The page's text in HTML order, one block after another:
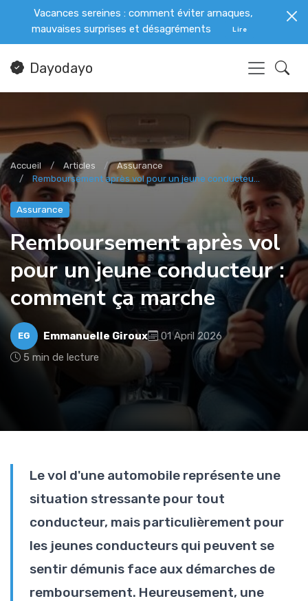
Vacances sereines : comment éviter arnaques,
mauvaises surprises et désagréments
Lire
Dayodayo
Accueil Articles
Assurance
Remboursement après vol pour un jeune conducteu...
Assurance
Remboursement après vol
pour un jeune conducteur :
comment ça marche
EG Emmanuelle Giroux
01 April 2026
5 min de lecture
Le vol d'une automobile représente une
situation stressante pour tout
conducteur, mais particulièrement pour
les jeunes conducteurs qui peuvent se
sentir démunis face aux démarches de
remboursement. Heureusement, une